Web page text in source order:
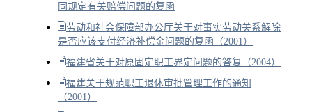
同规定有关赔偿问题的复函
劳动和社会保障部办公厅关于对事实劳动关系解除
是否应该支付经济补偿金问题的复函（2001）
福建省关于对原固定职工界定问题的答复（2004）
福建关于规范职工退休审批管理工作的通知
（2001）